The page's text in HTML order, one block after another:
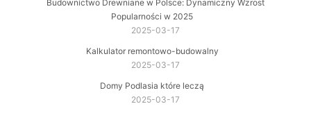
Budownictwo Drewniane w Polsce: Dynamiczny Wzrost
Popularności w 2025
2025-03-17
Kalkulator remontowo-budowalny
2025-03-17
Domy Podlasia które leczą
2025-03-17